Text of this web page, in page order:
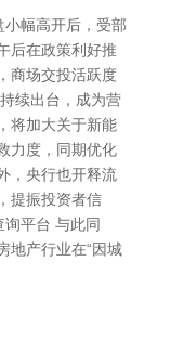
幅高开后，受部
后在政策利好推
商场交投活跃度
续出台，成为营
将加大关于新能
力度，同期优化
，央行也开释流
提振投资者信
平台 与此同
地产行业在“因城